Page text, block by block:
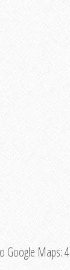
Google Maps: